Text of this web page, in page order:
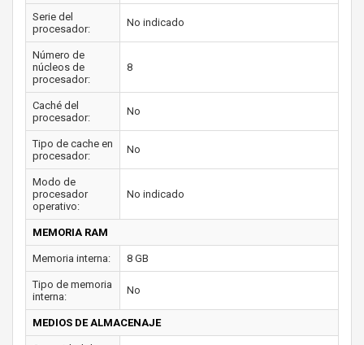
Serie del
procesador:
No indicado
Número de
núcleos de
procesador:
8
Caché del
procesador:
No
Tipo de cache en
procesador:
No
Modo de
procesador
operativo:
No indicado
MEMORIA RAM
Memoria interna: 8 GB
Tipo de memoria
interna:
No
MEDIOS DE ALMACENAJE